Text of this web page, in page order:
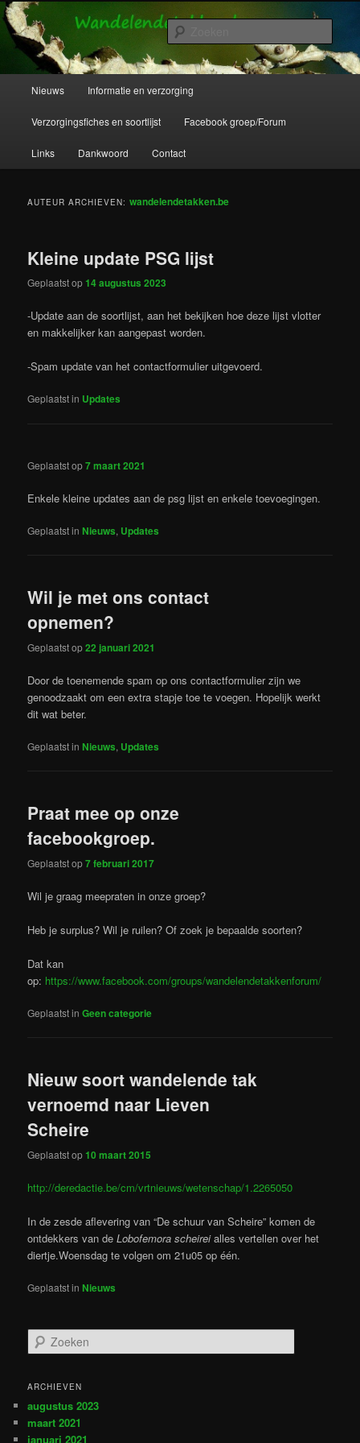
Spring
naar
primaire
inhoud
Spring
naar
secundaire
inhoudWandelende Takken en Wandelende
Bladeren
Wandelende takken en wandelende bladeren info en verzorging.
Nieuws Informatie en verzorging
Verzorgingsfiches en soortlijst Facebook groep/Forum
Links Dankwoord Contact
AUTEUR ARCHIEVEN:wandelendetakken.be
Kleine update PSG lijst
Geplaatst op14 augustus 2023
-Update aan de soortlijst, aan het bekijken hoe deze lijst vlotter
en makkelijker kan aangepast worden.
-Spam update van het contactformulier uitgevoerd.
Geplaatst in Updates
Geplaatst op7 maart 2021
Enkele kleine updates aan de psg lijst en enkele toevoegingen.
Geplaatst in Nieuws, Updates
Wil je met ons contact
opnemen?
Geplaatst op22 januari 2021
Door de toenemende spam op ons contactformulier zijn we
genoodzaakt om een extra stapje toe te voegen. Hopelijk werkt
dit wat beter.
Geplaatst in Nieuws, Updates
Praat mee op onze
facebookgroep.
Geplaatst op7 februari 2017
Wil je graag meepraten in onze groep?
Heb je surplus? Wil je ruilen? Of zoek je bepaalde soorten?
Dat kan
op: https://www.facebook.com/groups/wandelendetakkenforum/
Geplaatst in Geen categorie
Nieuw soort wandelende tak
vernoemd naar Lieven
Scheire
Geplaatst op10 maart 2015
http://deredactie.be/cm/vrtnieuws/wetenschap/1.2265050
In de zesde aflevering van “De schuur van Scheire” komen de
ontdekkers van deLobofemora scheireialles vertellen over het
diertje.Woensdag te volgen om 21u05 op één.
Geplaatst in Nieuws
o
k
n
ARCHIEVEN
augustus 2023
maart 2021
januari 2021